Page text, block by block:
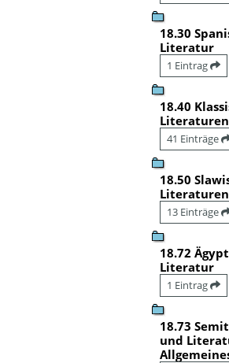
18.30
Literatur
1 Eintrag
18.40
41 Einträge
18.50
13 Einträge
18.72
Literatur
1 Eintrag
18.73
und